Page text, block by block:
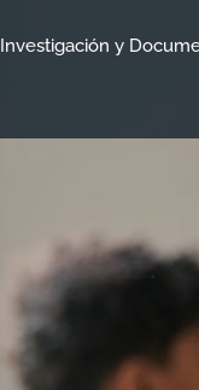
Investigación y